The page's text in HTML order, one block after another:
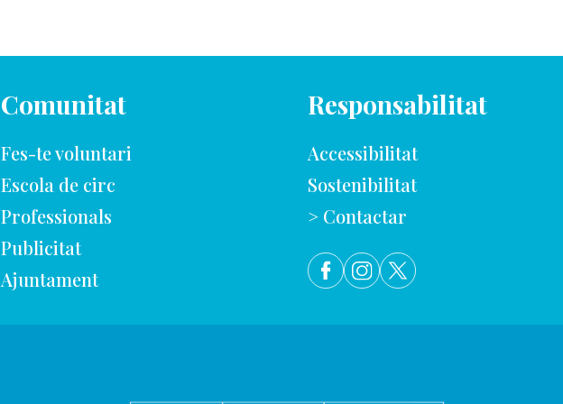
Comunitat
Fes-te voluntari
Escola de circ
Professionals
Publicitat
Ajuntament
Responsabilitat
Accessibilitat
Sostenibilitat
> Contactar